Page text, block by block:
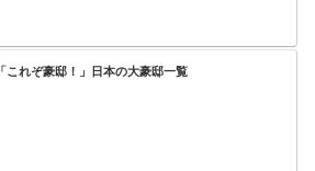
「これぞ豪邸！」日本の大豪邸一覧